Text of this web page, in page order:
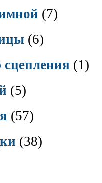
(7)
(6)
(1)
(5)
(57)
(38)